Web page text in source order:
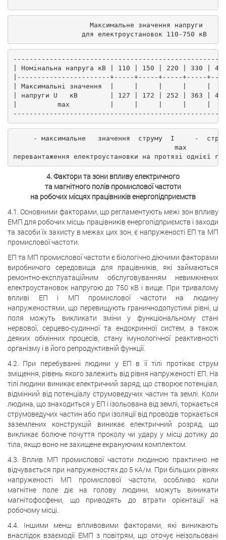
                   Максимальне значення напруги
                 для електроустановок 110-750 кВ
| Номінальна напруга кВ | 110 | 150 | 220 | 330 |
|-----------------------+-----+-----+-----+-----
| Максимальні значення  |     |     |     |
| напруги U   кВ        | 127 | 172 | 252 | 363 |
|          max          |     |     |     |     |
- максимальне   значення  струму  I     -
                                        max
перевантаження електроустановки на протязі однієї
4. Фактори та зони впливу електричного
та магнітного полів промислової частоти
на робочих місцях працівників енергопідприємств
4.1. Основними факторами, що регламентують межі зон впливу
ЕМП для робочих місць працівників енергопідприємств і заходи
та засоби їх захисту в межах цих зон, є напруженості ЕП та МП
промислової частоти.
ЕП та МП промислової частоти є біологічно діючими факторами
виробничого середовища для працівників, які займаються
ремонтно-експлуатаційним обслуговуванням невимкнених
електроустановок напругою до 750 кВ і вище. При тривалому
впливі ЕП і МП промислової частоти на людину
напруженостями, що перевищують граничнодопустимі рівні, ці
поля можуть викликати зміни у функціональному стані
нервової, серцево-судинної та ендокринної систем, а також
деяких обмінних процесів, стану імунологічної реактивності
організму і в його репродуктивній функції.
4.2. При перебуванні людини у ЕП в її тілі протікає струм
зміщення, рівень якого залежить від рівня напруженості ЕП. На
тілі людини виникає електричний заряд, що створює потенціал,
відмінний від потенціалу струмоведучих частин та землі. Коли
людина, що знаходиться у ЕП і ізольована від землі, торкається
струмоведучих частин або при ізоляції від проводів торкається
заземлених конструкцій виникає електричний розряд, що
викликає болюче почуття проколу чи удару у місці дотику до
тіла, якщо воно не захищене екрануючим комплектом.
4.3. Вплив МП промислової частоти людиною практично не
відчувається при напруженостях до 5 кА/м. При більших рівнях
напруженості МП промислової частоти, особливо коли
магнітне поле діє на голову людини, можуть виникати
магнітофосфени, що приводять до втрати орієнтації на
робочому місці.
4.4. Іншими менш впливовими факторами, які виникають
внаслідок взаємодії ЕМП з повітрям, що оточує неізольовані